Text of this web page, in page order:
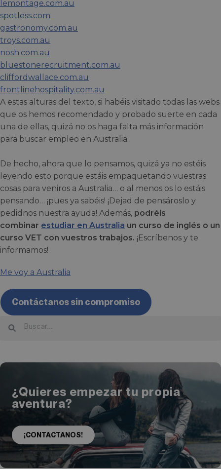
lemontage.com.au
spotless.com
gastronomy.com.au
troys.com.au
nosh.com.au
bluestonerecruitment.com.au
cliffordwallace.com.au
frontlinehospitality.com.au
A estas alturas del texto, si habéis visitado todas las webs
que os hemos recomendado y probado suerte en cada
una de ellas, quizá no os haga falta más información
para buscar empleo en Australia.
De hecho, ahora que lo pensamos, quizá ya no estéis
leyendo esto porque estáis empaquetando vuestras
cosas para veniros a Australia… o al menos os lo estáis
pensando… ¡pues ya sabéis! ¡Dejad de pensároslo y
pedidnos nuestra ayuda! Además, podréis
combinar estudiar en Australia un curso de inglés o un
curso VET con vuestros trabajos. ¡Escríbenos y te
informamos!
Me voy a Australia
Contáctanos sin compromiso
¿Quieres empezar tu propia
aventura?
¡CONTACTANOS!